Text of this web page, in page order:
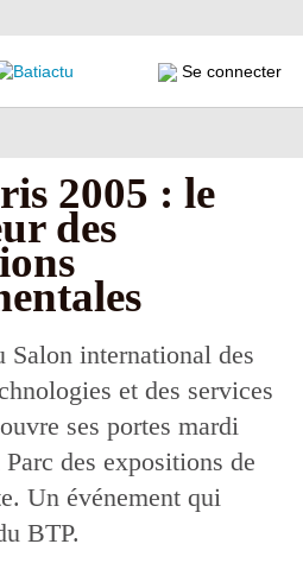
Se connecter
2005 : le
des
Salon international des
et des services
ses portes mardi
des expositions de
Un événement qui
BTP.